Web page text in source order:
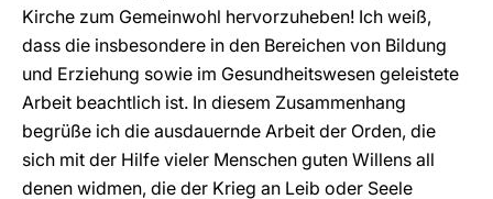
Kirche zum Gemeinwohl hervorzuheben! Ich weiß,
dass die insbesondere in den Bereichen von Bildung
und Erziehung sowie im Gesundheitswesen geleistete
Arbeit beachtlich ist. In diesem Zusammenhang
begrüße ich die ausdauernde Arbeit der Orden, die
sich mit der Hilfe vieler Menschen guten Willens all
denen widmen, die der Krieg an Leib oder Seele